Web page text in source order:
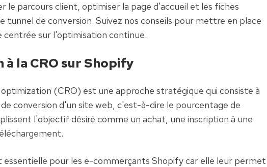
le parcours client, optimiser la page d'accueil et les fiches
tunnel de conversion. Suivez nos conseils pour mettre en place
centrée sur l'optimisation continue.
la CRO sur Shopify
(CRO) est une approche stratégique qui consiste à
conversion d'un site web, c'est-à-dire le pourcentage de
l'objectif désiré comme un achat, une inscription à une
essentielle pour les e-commerçants Shopify car elle leur permet